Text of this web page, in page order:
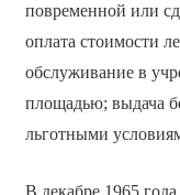
повременной или
оплата стоимости
обслуживание в
площадью; выдача
льготными
В декабре 1965